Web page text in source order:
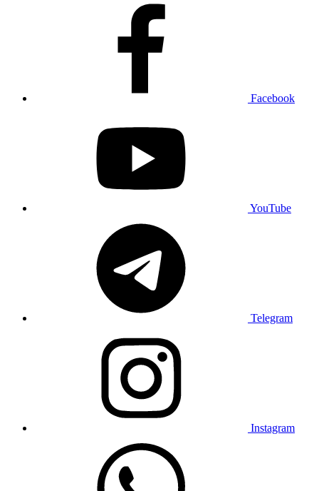
Facebook
YouTube
Telegram
Instagram